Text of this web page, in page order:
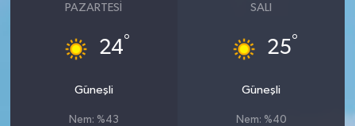
PAZARTESI
24°
Güneşli
Nem: %43
SALI
25°
Güneşli
Nem: %40